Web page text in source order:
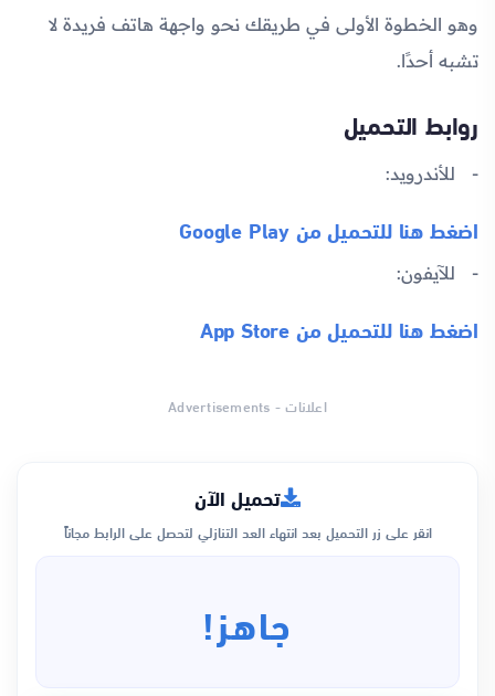
وهو الخطوة الأولى في طريقك نحو واجهة هاتف فريدة لا
تشبه أحدًا.
روابط التحميل
للأندرويد:
اضغط هنا للتحميل من Google Play
للآيفون:
اضغط هنا للتحميل من App Store
اعلانات - Advertisements
تحميل الآن
انقر على زر التحميل بعد انتهاء العد التنازلي لتحصل على الرابط مجاناً
جاهز!